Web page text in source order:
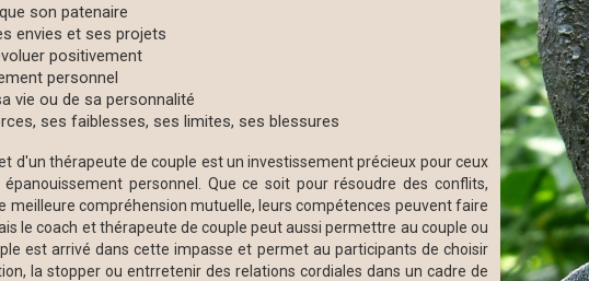
son patenaire
envies et ses projets
positivement
personnel
vie ou de sa personnalité
ses faiblesses, ses limites, ses blessures
d'un thérapeute de couple est un investissement précieux pour ceux
personnel. Que ce soit pour résoudre des conflits,
meilleure compréhension mutuelle, leurs compétences peuvent faire
le coach et thérapeute de couple peut aussi permettre au couple ou
est arrivé dans cette impasse et permet au participants de choisir
la stopper ou entrretenir des relations cordiales dans un cadre de